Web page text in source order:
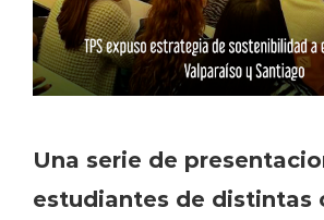
Una serie de
estudiantes de distintas